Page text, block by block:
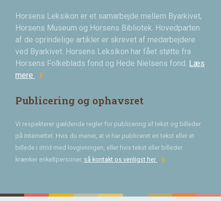
Horsens Leksikon er et samarbejde mellem Byarkivet,
Horsens Museum og Horsens Bibliotek. Hovedparten
af de oprindelige artikler er skrevet af medarbejdere
ved Byarkivet. Horsens Leksikon har fået støtte fra
Horsens Folkeblads fond og Hede Nielsens fond. Læs
mere chevron_right
Publicering og ophavsret
Vi respekterer gældende regler for publicering af tekst og billeder
på Internettet. Hvis du mener, at vi har publiceret en tekst eller et
billede i strid med lovgivningen, eller hvis tekst eller billeder
krænker enkeltpersoner, så kontakt os venligst herchevron_right